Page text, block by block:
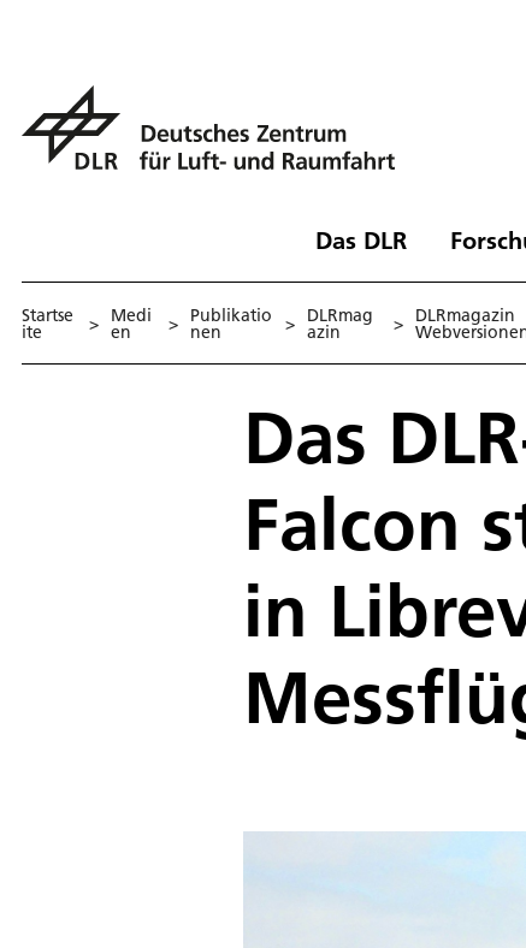
Das DLR
Startse
ite > Medi
en > Publikatio
nen > DLRmag
azin > DLRmagazin
Das
Falcon
in